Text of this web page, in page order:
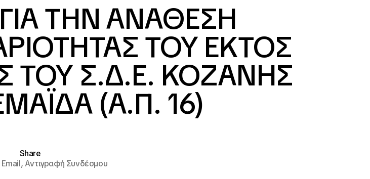
ΤΗΝ ΑΝΑΘΕΣΗ
ΤΟΥ ΕΚΤΟΣ
ΤΟΥ Σ.Δ.Ε. ΚΟΖΑΝΗΣ
(Α.Π. 16)
Share
Email,Αντιγραφή Συνδέσμου